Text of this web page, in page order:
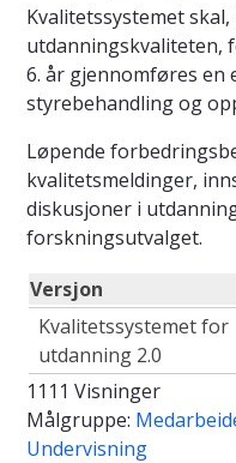
Kvalitetssystemet
utdanningskvaliteten,
6. år gjennomføres en
styrebehandling og
Løpende
kvalitetsmeldinger,
diskusjoner i
forskningsutvalget.
Versjon
Kvalitetssystemet for
utdanning 2.0
1111 Visninger
Målgruppe:
Undervisning